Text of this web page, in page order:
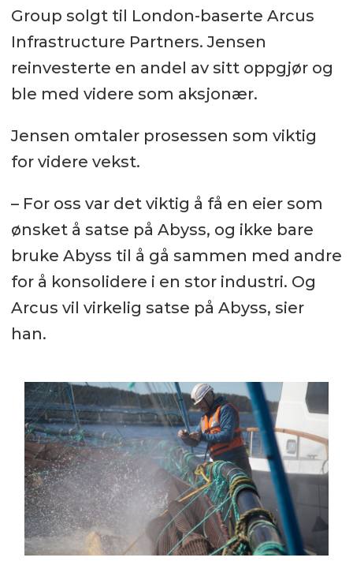
Group solgt til London-baserte Arcus
Infrastructure Partners. Jensen
reinvesterte en andel av sitt oppgjør og
ble med videre som aksjonær.
Jensen omtaler prosessen som viktig
for videre vekst.
– For oss var det viktig å få en eier som
ønsket å satse på Abyss, og ikke bare
bruke Abyss til å gå sammen med andre
for å konsolidere i en stor industri. Og
Arcus vil virkelig satse på Abyss, sier
han.